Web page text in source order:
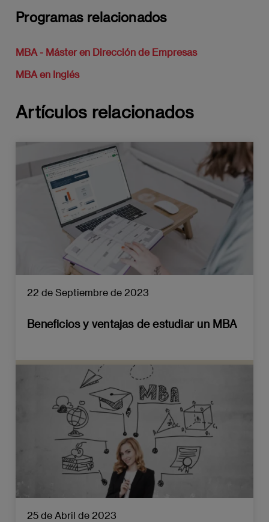
Programas relacionados
MBA - Máster en Dirección de Empresas
MBA en Inglés
Artículos relacionados
22 de Septiembre de 2023
Beneficios y ventajas de estudiar un MBA
25 de Abril de 2023